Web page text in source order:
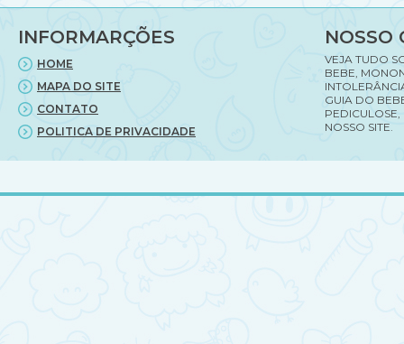
Dora
INFORMARÇÕES
HOME
MAPA DO SITE
CONTATO
POLITICA DE PRIVACIDADE
NOSSO
VEJA TUDO
BEBE,
GUIA DO
PEDICULOSE,
NOSSO SITE.